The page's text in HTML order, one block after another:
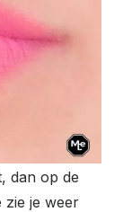
dan op de
zie je weer